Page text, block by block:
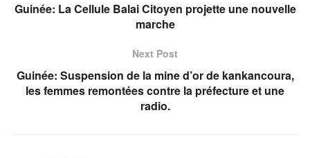
Guinée: La Cellule Balai Citoyen projette une nouvelle
marche
Next Post
Guinée: Suspension de la mine d’or de kankancoura,
les femmes remontées contre la préfecture et une
radio.